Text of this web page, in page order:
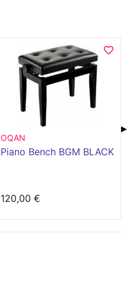
OQAN
Piano Bench BGM BLACK
120,00 €
▶